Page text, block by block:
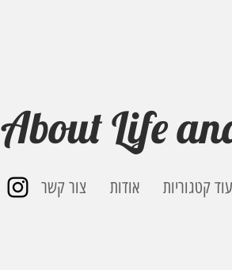
About Life
עוד קטגוריות אודות צור קשר